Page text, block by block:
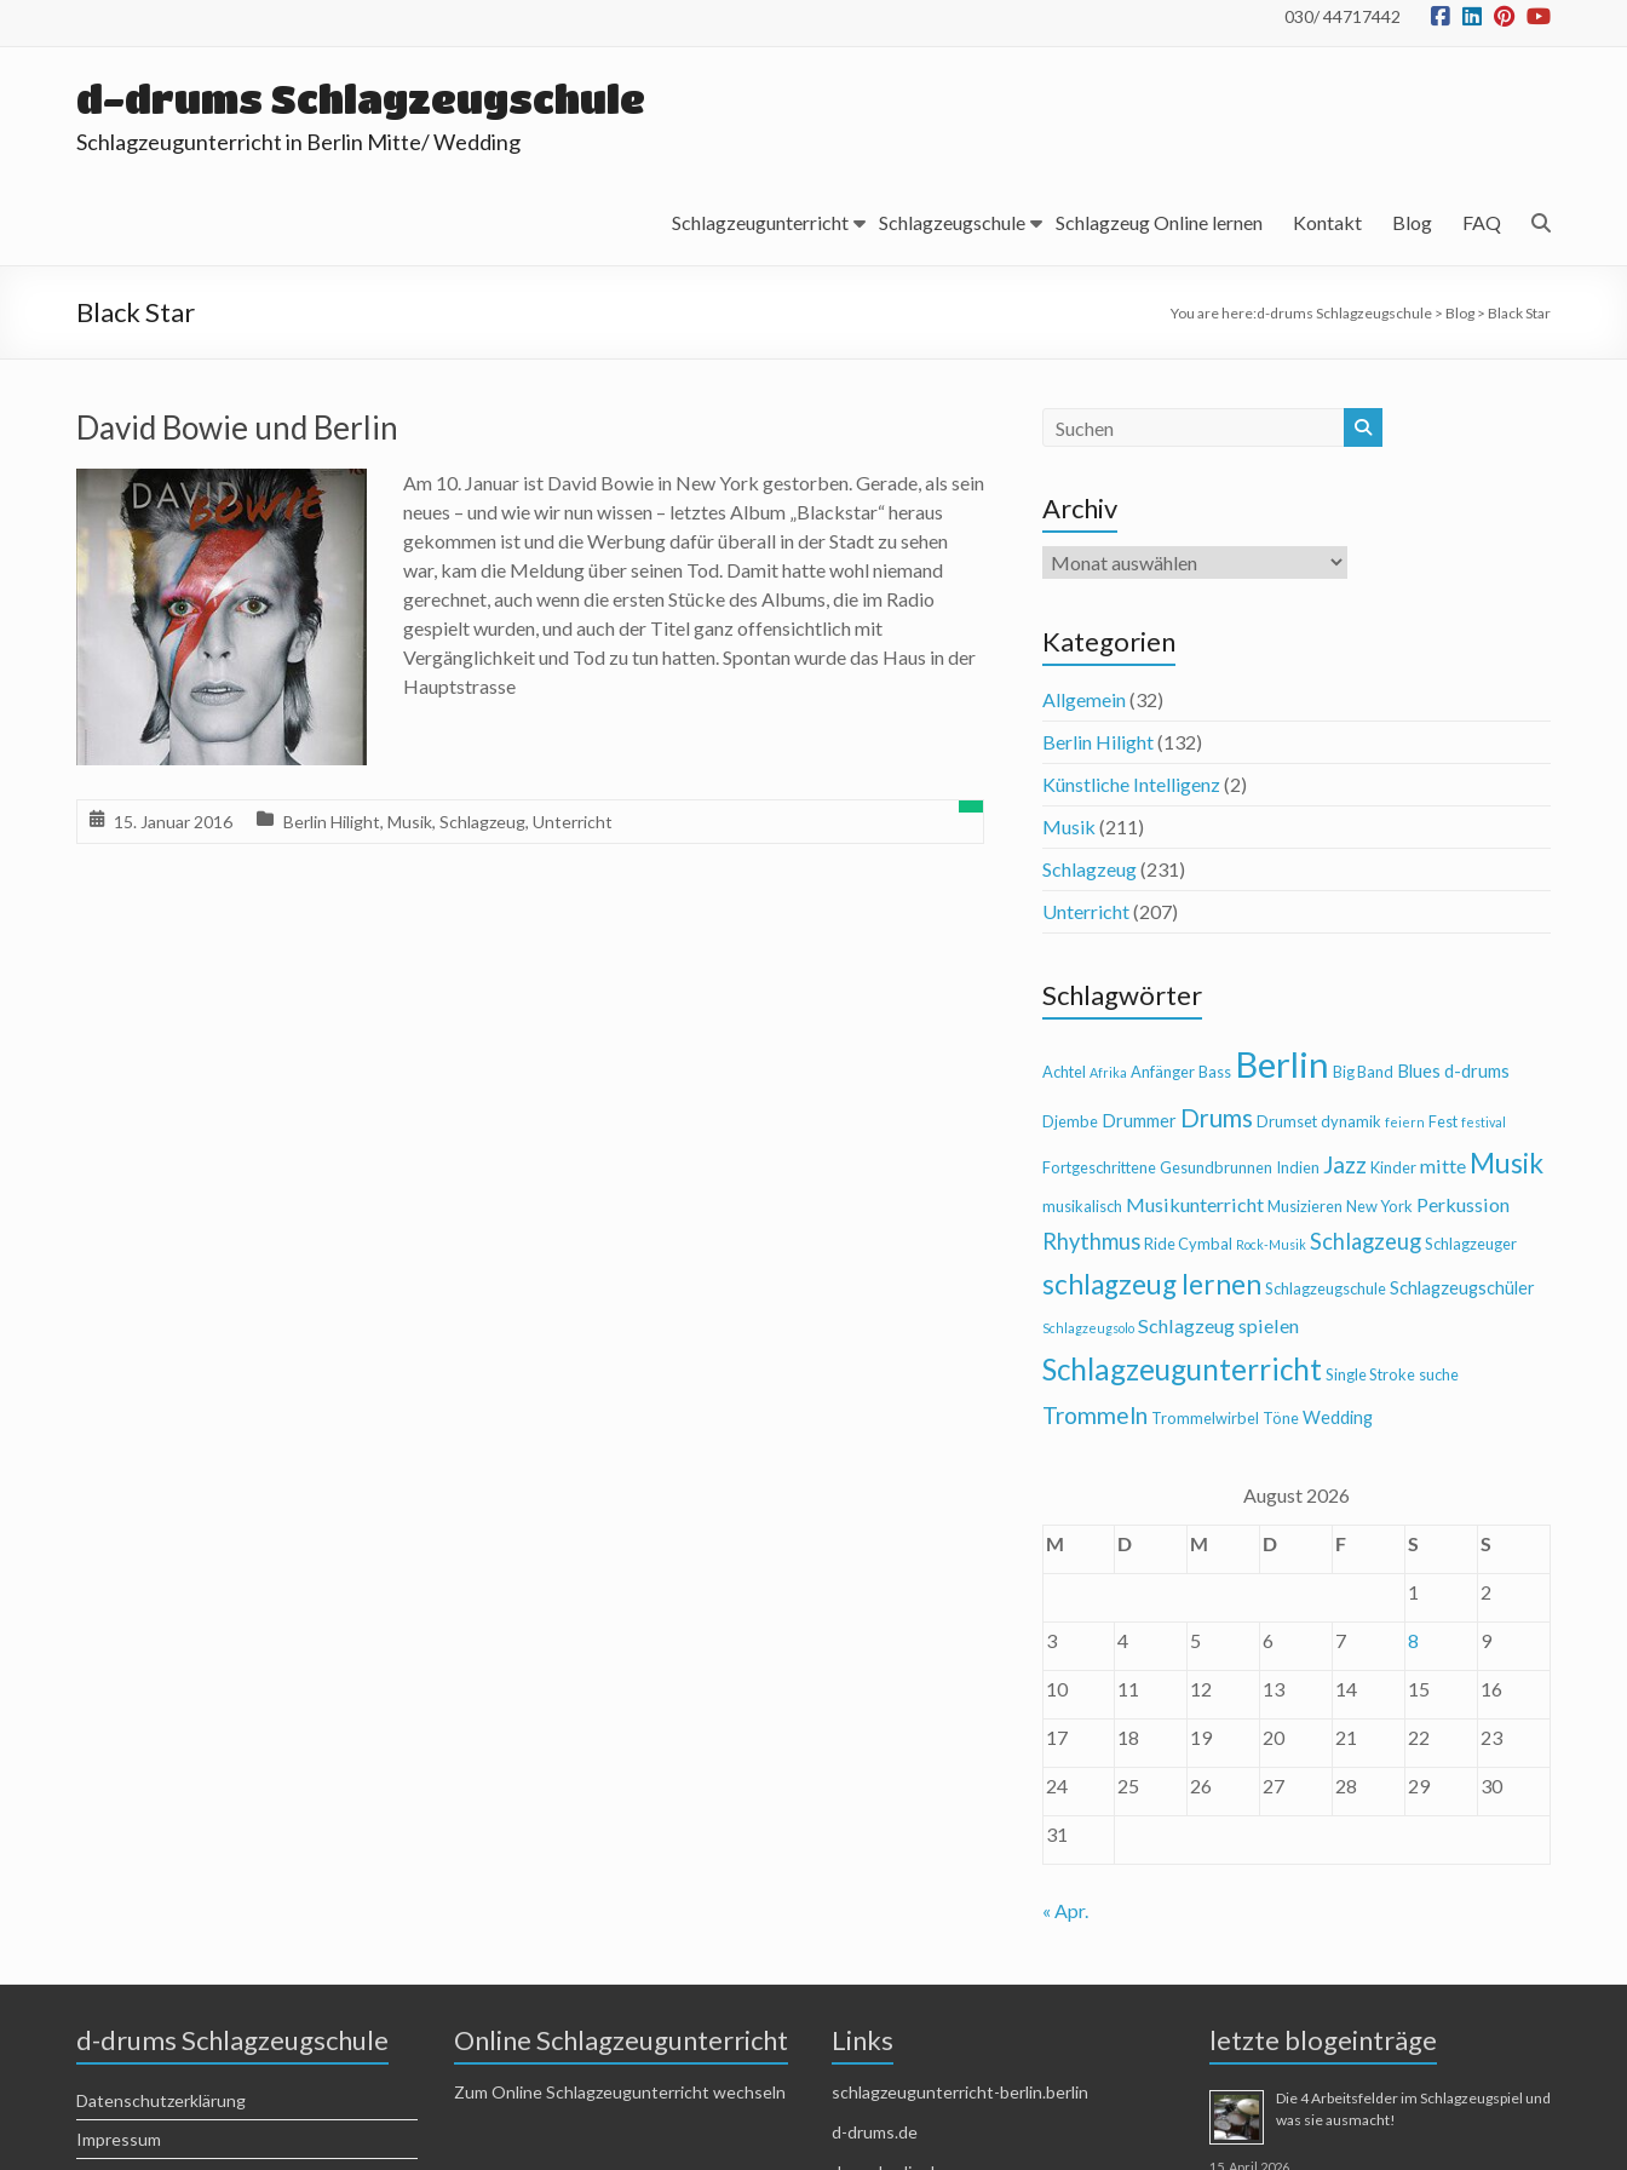
030/ 44717442
d-drums Schlagzeugschule
Schlagzeugunterricht in Berlin Mitte/ Wedding
Schlagzeugunterricht Schlagzeugschule Schlagzeug Online lernen Kontakt Blog FAQ
Black Star You are here:d-drums Schlagzeugschule > Blog > Black Star
David Bowie und Berlin
Am 10. Januar ist David Bowie in New York gestorben. Gerade, als sein
neues – und wie wir nun wissen – letztes Album „Blackstar“ heraus
gekommen ist und die Werbung dafür überall in der Stadt zu sehen
war, kam die Meldung über seinen Tod. Damit hatte wohl niemand
gerechnet, auch wenn die ersten Stücke des Albums, die im Radio
gespielt wurden, und auch der Titel ganz offensichtlich mit
Vergänglichkeit und Tod zu tun hatten. Spontan wurde das Haus in der
Hauptstrasse
15. Januar 2016 Berlin Hilight, Musik, Schlagzeug, Unterricht
Archiv
Archiv
Kategorien
Allgemein(32)
Berlin Hilight(132)
Künstliche Intelligenz(2)
Musik (211)
Schlagzeug(231)
Unterricht(207)
Schlagwörter
Achtel Afrika AnfängerBass Berlin Big Band Blues d-drums
Djembe Drummer Drums Drumsetdynamik feiern Fest festival
FortgeschritteneGesundbrunnen Indien Jazz Kindermitte Musik
musikalisch MusikunterrichtMusizieren New York Perkussion
RhythmusRide Cymbal Rock-Musik SchlagzeugSchlagzeuger
schlagzeug lernen SchlagzeugschuleSchlagzeugschüler
Schlagzeugsolo Schlagzeug spielen
SchlagzeugunterrichtSingle Stroke suche
Trommeln Trommelwirbel TöneWedding
August 2026
M D M D F S S
1 2
3 4 5 6 7 8 9
10 11 12 13 14 15 16
17 18 19 20 21 22 23
24 25 26 27 28 29 30
31
« Apr.
d-drums Schlagzeugschule
Datenschutzerklärung
Impressum
Online Schlagzeugunterricht
Zum Online Schlagzeugunterricht wechseln
Links
schlagzeugunterricht-berlin.berlin
d-drums.de
letzte blogeinträge
Die 4 Arbeitsfelder im Schlagzeugspiel und
was sie ausmacht!